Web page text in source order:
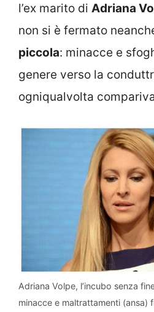
l’ex marito di Adriana
non si è fermato
piccola: minacce e
genere verso la
ogniqualvolta
Adriana Volpe, l’incubo senza
minacce e maltrattamenti (ansa)